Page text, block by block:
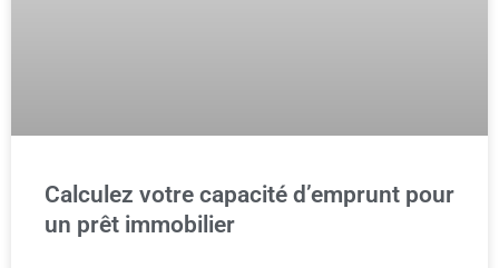
Calculez votre capacité d’emprunt pour
un prêt immobilier